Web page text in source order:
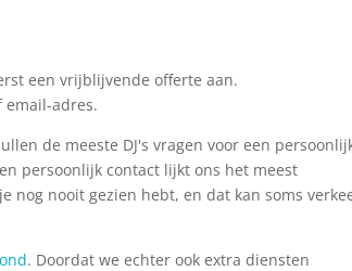
een vrijblijvende offerte aan.
email-adres.
de meeste DJ's vragen voor een
persoonlijk contact lijkt ons het meest
nog nooit gezien hebt, en dat kan soms
. Doordat we echter ook extra diensten